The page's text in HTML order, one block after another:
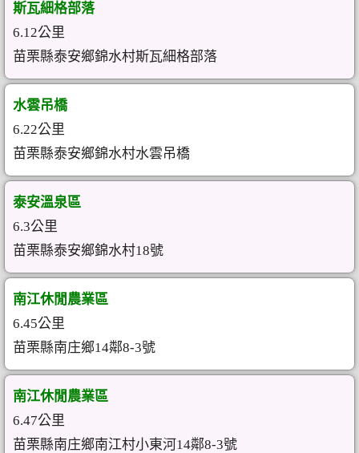
斯瓦細格部落
6.12公里
苗栗縣泰安鄉錦水村斯瓦細格部落
水雲吊橋
6.22公里
苗栗縣泰安鄉錦水村水雲吊橋
泰安溫泉區
6.3公里
苗栗縣泰安鄉錦水村18號
南江休閒農業區
6.45公里
苗栗縣南庄鄉14鄰8-3號
南江休閒農業區
6.47公里
苗栗縣南庄鄉南江村小東河14鄰8-3號